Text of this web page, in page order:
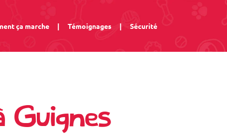
ça marche | Témoignages | Sécurité
Guignes